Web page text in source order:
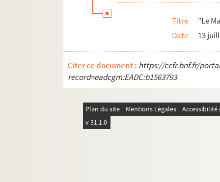
Dossier 18. Enseignement
Dossier 20. Les expéditions coloniales
Dossier 21. Les expéditions coloniales
Dossier 22. Les expéditions coloniales
Dossier 23. Les expéditions coloniales
Dossier 24. Les expéditions coloniales
Dossier 25. Deuxième présidence du
Dossier 26. Discussions économiques /
Titre
"Le
Date
13
Citer ce document : https://ccfr.bnf.fr/
record=eadcgm:EADC:b1563793
Plan du site Mentions Légales
v 31.1.0